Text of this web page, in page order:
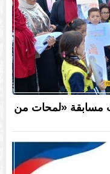
مسابقة «لمحات من